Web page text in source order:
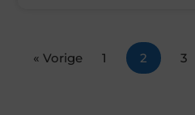
« Vorige 1 2 3